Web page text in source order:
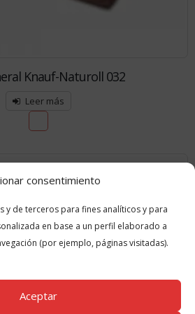
consentimiento
y de terceros para fines analíticos y para
en base a un perfil elaborado a
(por ejemplo, páginas visitadas).
Aceptar
Knauf-Naturoll 032
Leer más